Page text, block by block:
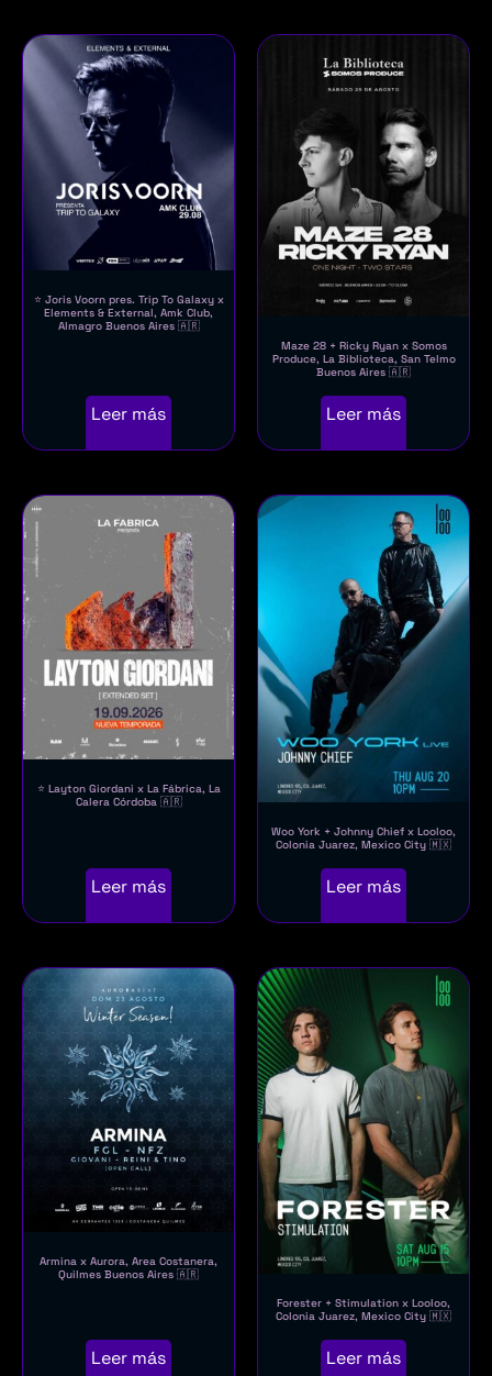
⭐ Joris Voorn pres. Trip To Galaxy x
Elements & External, Amk Club,
Almagro Buenos Aires 🇦🇷
Leer más
Maze 28 + Ricky Ryan x Somos
Produce, La Biblioteca, San Telmo
Buenos Aires 🇦🇷
Leer más
⭐ Layton Giordani x La Fábrica, La
Calera Córdoba 🇦🇷
Leer más
Woo York + Johnny Chief x Looloo,
Colonia Juarez, Mexico City 🇲🇽
Leer más
Armina x Aurora, Area Costanera,
Quilmes Buenos Aires 🇦🇷
Leer más
Forester + Stimulation x Looloo,
Colonia Juarez, Mexico City 🇲🇽
Leer más